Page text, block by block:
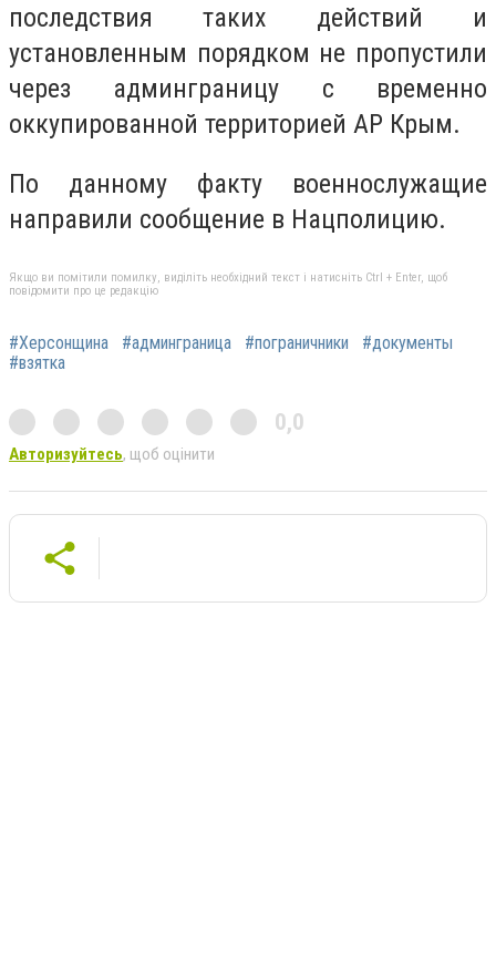
последствия таких действий и
установленным порядком не пропустили
через админграницу с временно
оккупированной территорией АР Крым.
По данному факту военнослужащие
направили сообщение в Нацполицию.
Якщо ви помітили помилку, виділіть необхідний текст і натисніть Ctrl + Enter, щоб
повідомити про це редакцію
#Херсонщина #админграница #пограничники
#документы
#взятка
0,0
Авторизуйтесь, щоб оцінити